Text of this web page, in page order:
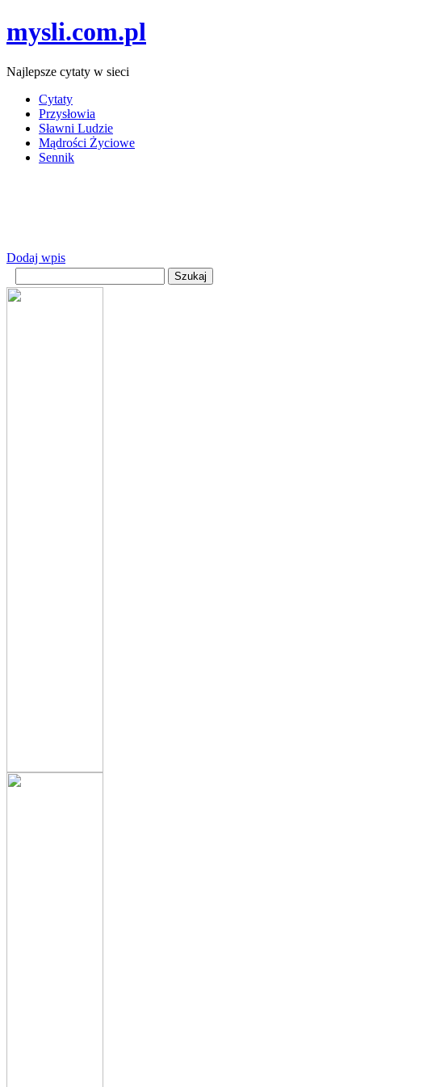
mysli.com.pl
Najlepsze cytaty w sieci
Cytaty
Przysłowia
Sławni Ludzie
Mądrości Życiowe
Sennik
Dodaj wpis